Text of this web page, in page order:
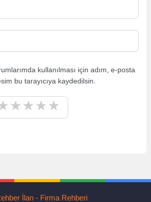
kullanılması için adım, e-posta
bu tarayıcıya kaydedilsin.